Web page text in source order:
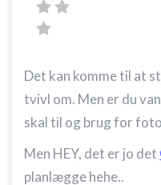
Det kan komme til at
tvivl om. Men er du
skal til og brug for
Men HEY, det er jo det
planlægge hehe..